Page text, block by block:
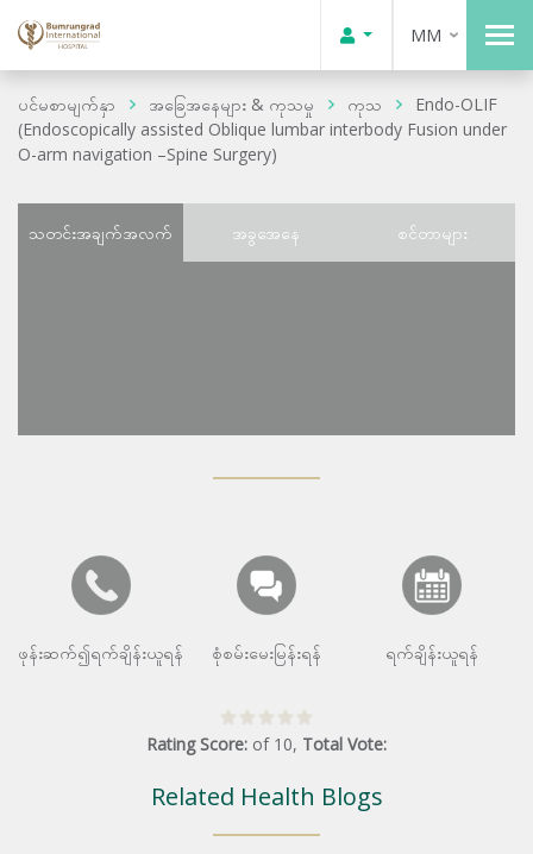
MM
ပင်မစာမျက်နှာ အခြေအနေများ & ကုသမှု ကုသ
Endo-OLIF
(Endoscopically assisted Oblique lumbar interbody Fusion under
O-arm navigation –Spine Surgery)
သတင်းအချက်အလက် အခွအေနေ စင်တာများ
ဖုန်းဆက်၍ရက်ချိန်းယူရန် စုံစမ်းမေးမြန်းရန် ရက်ချိန်းယူရန်
Rating Score: of 10, Total Vote:
Related Health Blogs